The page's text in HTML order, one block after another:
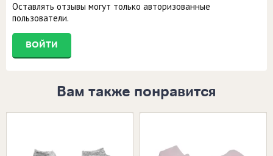
Оставлять отзывы могут только авторизованные
пользователи.
ВОЙТИ
Вам также понравится